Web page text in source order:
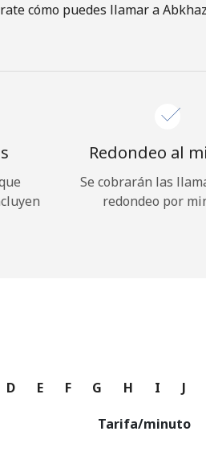
cómo puedes llamar a
Redondeo al
Se cobrarán las
redondeo por
D E F G H I J
Tarifa/minuto